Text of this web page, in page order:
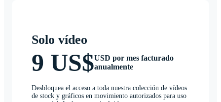
Solo vídeo
9 US$USD por mes facturado
anualmente
Desbloquea el acceso a toda nuestra colección de vídeos
de stock y gráficos en movimiento autorizados para uso